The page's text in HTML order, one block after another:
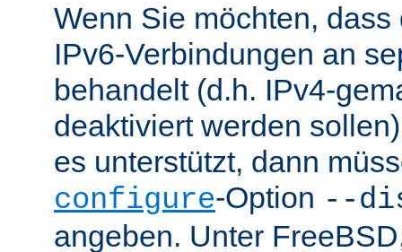
Wenn Sie möchten,
IPv6-Verbindungen an
behandelt (d.h. IPv4-
deaktiviert werden
es unterstützt, dann
configure-Option --
angeben. Unter